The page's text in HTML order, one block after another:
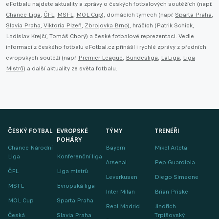
eFotbalu najdete aktuality a zprávy o českých fotbalových soutěžích (např.
Chance Liga, ČFL, MSFL, MOL Cup), domácích týmech (např. Sparta Praha,
Slavia Praha, Viktoria Plzeň, Zbrojovka Brno), hráčích (Patrik Schick,
Ladislav Krejčí, Tomáš Chorý) a české fotbalové reprezentaci. Vedle
informací z českého fotbalu eFotbal.cz přináší i rychlé zprávy z předních
evropských soutěží (např. Premier League, Bundesliga, LaLiga, Liga
Mistrů) a další aktuality ze světa fotbalu.
ČESKÝ FOTBAL
Chance Národní
Liga
ČFL
MSFL
MOL Cup
Česká
EVROPSKÉ
POHÁRY
Konferenční liga
Liga mistrů
Evropská liga
Sparta Praha
Slavia Praha
TÝMY
Bayern
Arsenal
Leverkusen
Inter Milan
Real Madrid
TRENÉŘI
Mikel Arteta
Pep Guardiola
Diego Simeone
Brian Priske
Jindřich
Trpišovský